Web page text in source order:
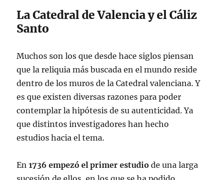
La Catedral de Valencia y el Cáliz
Santo
Muchos son los que desde hace siglos piensan
que la reliquia más buscada en el mundo reside
dentro de los muros de la Catedral valenciana. Y
es que existen diversas razones para poder
contemplar la hipótesis de su autenticidad. Ya
que distintos investigadores han hecho
estudios hacia el tema.
En1736 empezó el primer estudiode una larga